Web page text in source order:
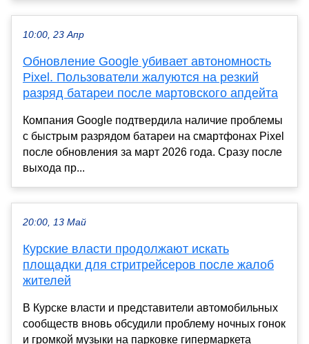
10:00, 23 Апр
Обновление Google убивает автономность
Pixel. Пользователи жалуются на резкий
разряд батареи после мартовского апдейта
Компания Google подтвердила наличие проблемы
с быстрым разрядом батареи на смартфонах Pixel
после обновления за март 2026 года. Сразу после
выхода пр...
20:00, 13 Май
Курские власти продолжают искать
площадки для стритрейсеров после жалоб
жителей
В Курске власти и представители автомобильных
сообществ вновь обсудили проблему ночных гонок
и громкой музыки на парковке гипермаркета